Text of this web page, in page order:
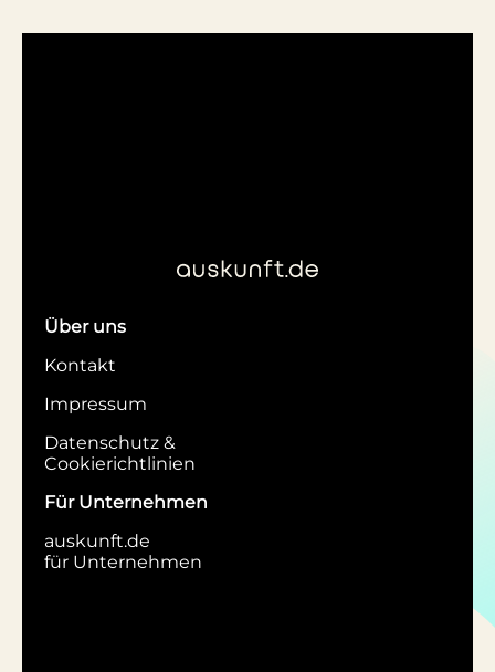
Über uns
Kontakt
Impressum
Datenschutz &
Cookierichtlinien
Für Unternehmen
auskunft.de
für Unternehmen